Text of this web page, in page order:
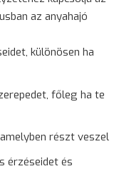
az anyahajó
különösen ha
főleg ha te
részt veszel
érzéseidet és